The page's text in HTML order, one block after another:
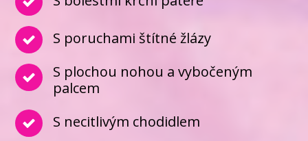
S poruchami štítné žlázy
S plochou nohou a vybočeným
palcem
S necitlivým chodidlem